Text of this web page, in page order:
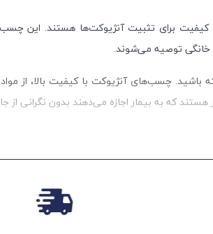
برای تثبیت آنژیوکت‌ها هستند. این
خانگی توصیه می‌شوند.
چسب‌های آنژیوکت با کیفیت بالا، از
که به بیمار اجازه می‌دهند بدون نگرانی از
پوست و ورید را فراهم می‌کند.
از مشکلات احتمالی مانند عفونت و تحریک